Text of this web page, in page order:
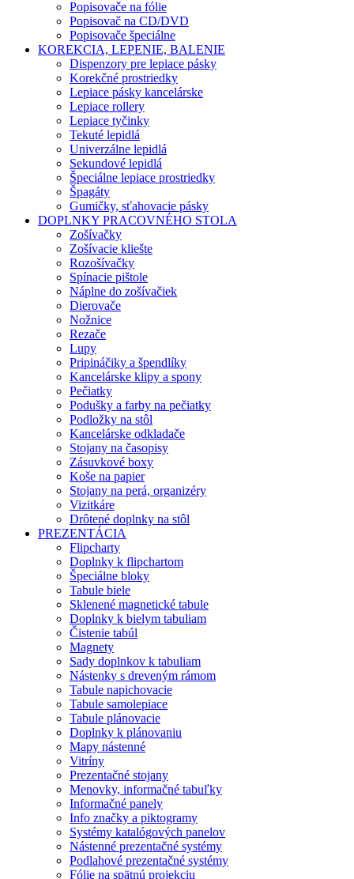
Popisovače na fólie
Popisovač na CD/DVD
Popisovače špeciálne
KOREKCIA, LEPENIE, BALENIE
Dispenzory pre lepiace pásky
Korekčné prostriedky
Lepiace pásky kancelárske
Lepiace rollery
Lepiace tyčinky
Tekuté lepidlá
Univerzálne lepidlá
Sekundové lepidlá
Špeciálne lepiace prostriedky
Špagáty
Gumičky, sťahovacie pásky
DOPLNKY PRACOVNÉHO STOLA
Zošívačky
Zošívacie kliešte
Rozošívačky
Spínacie pištole
Náplne do zošívačiek
Dierovače
Nožnice
Rezače
Lupy
Pripináčiky a špendlíky
Kancelárske klipy a spony
Pečiatky
Podušky a farby na pečiatky
Podložky na stôl
Kancelárske odkladače
Stojany na časopisy
Zásuvkové boxy
Koše na papier
Stojany na perá, organizéry
Vizitkáre
Drôtené doplnky na stôl
PREZENTÁCIA
Flipcharty
Doplnky k flipchartom
Špeciálne bloky
Tabule biele
Sklenené magnetické tabule
Doplnky k bielym tabuliam
Čistenie tabúl
Magnety
Sady doplnkov k tabuliam
Nástenky s dreveným rámom
Tabule napichovacie
Tabule samolepiace
Tabule plánovacie
Doplnky k plánovaniu
Mapy nástenné
Vitríny
Prezentačné stojany
Menovky, informačné tabuľky
Informačné panely
Info značky a piktogramy
Systémy katalógových panelov
Nástenné prezentačné systémy
Podlahové prezentačné systémy
Fólie na spätnú projekciu